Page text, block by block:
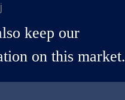
keep our
on this market.